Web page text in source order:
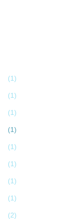
(1)
(1)
(1)
(1)
(1)
(1)
(1)
(1)
(2)